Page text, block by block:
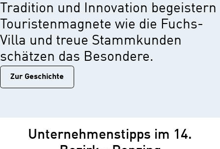
Tradition und Innovation begeistern
Touristenmagnete wie die Fuchs-
Villa und treue Stammkunden
schätzen das Besondere.
Zur Geschichtе
Unternehmenstipps im 14.